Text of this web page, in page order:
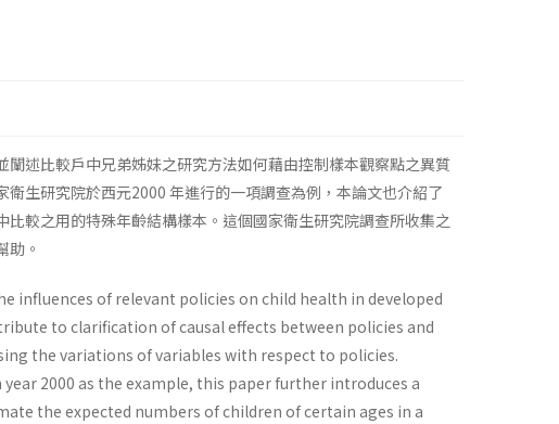
述比較戶中兄弟姊妹之研究方法如何藉由控制樣本觀察點之異質
生研究院於西元2000 年進行的一項調查為例，本論文也介紹了
較之用的特殊年齡結構樣本。這個國家衛生研究院調查所收集之
助。
influences of relevant policies on child health in developed
to clarification of causal effects between policies and
the variations of variables with respect to policies.
2000 as the example, this paper further introduces a
the expected numbers of children of certain ages in a